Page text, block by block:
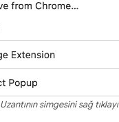
Uzantının simgesini sağ